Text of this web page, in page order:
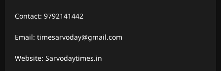
Contact: 9792141442
Email: timesarvoday@gmail.com
Website: Sarvodaytimes.in